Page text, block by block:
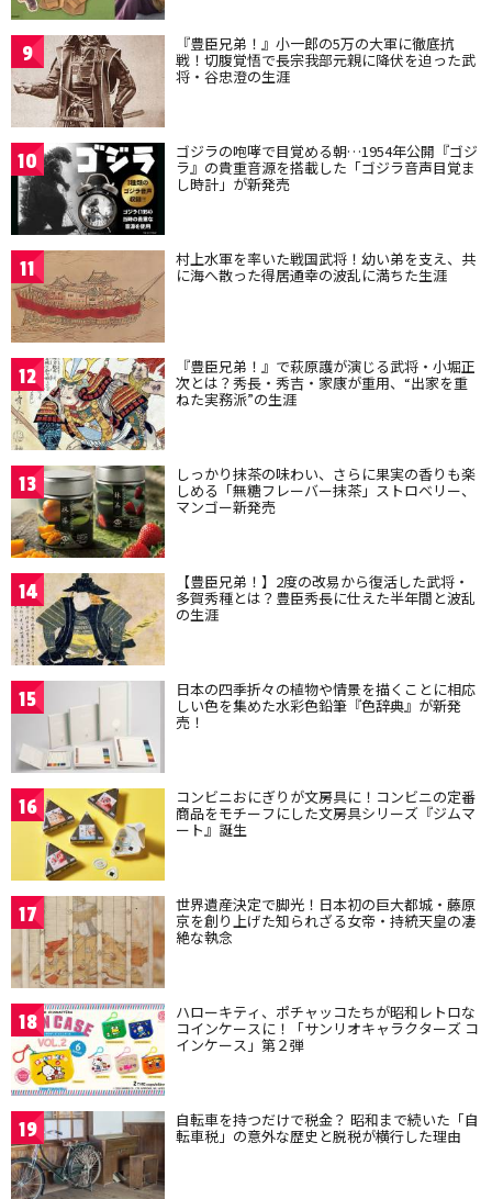
9 『豊臣兄弟！』小一郎の5万の大軍に徹底抗
戦！切腹覚悟で長宗我部元親に降伏を迫った武
将・谷忠澄の生涯
10 ゴジラの咆哮で目覚める朝…1954年公開『ゴジ
ラ』の貴重音源を搭載した「ゴジラ音声目覚ま
し時計」が新発売
11 村上水軍を率いた戦国武将！幼い弟を支え、共
に海へ散った得居通幸の波乱に満ちた生涯
12 『豊臣兄弟！』で萩原護が演じる武将・小堀正
次とは？秀長・秀吉・家康が重用、“出家を重
ねた実務派”の生涯
13 しっかり抹茶の味わい、さらに果実の香りも楽
しめる「無糖フレーバー抹茶」ストロベリー、
マンゴー新発売
14 【豊臣兄弟！】2度の改易から復活した武将・
多賀秀種とは？豊臣秀長に仕えた半年間と波乱
の生涯
15 日本の四季折々の植物や情景を描くことに相応
しい色を集めた水彩色鉛筆『色辞典』が新発
売！
16 コンビニおにぎりが文房具に！コンビニの定番
商品をモチーフにした文房具シリーズ『ジムマ
ート』誕生
17 世界遺産決定で脚光！日本初の巨大都城・藤原
京を創り上げた知られざる女帝・持統天皇の凄
絶な執念
18 ハローキティ、ポチャッコたちが昭和レトロな
コインケースに！「サンリオキャラクターズ コ
インケース」第２弾
19 自転車を持つだけで税金？ 昭和まで続いた「自
転車税」の意外な歴史と脱税が横行した理由